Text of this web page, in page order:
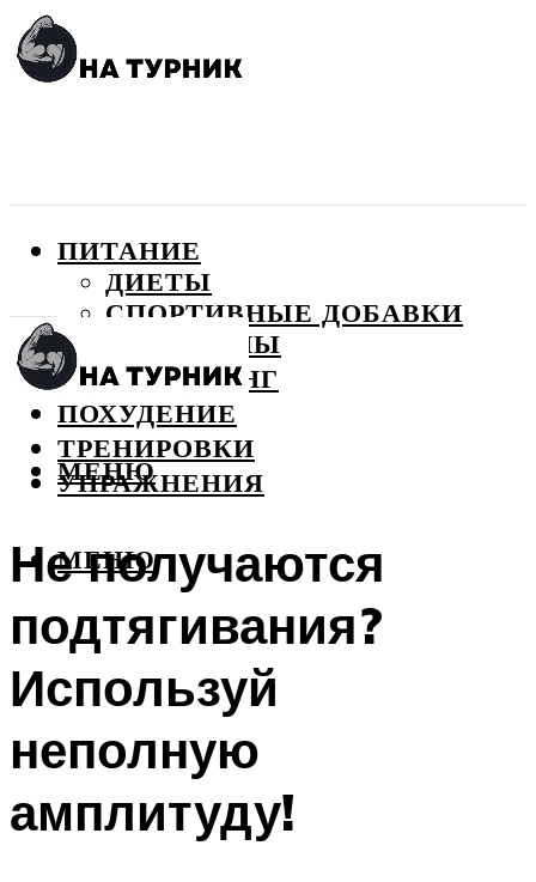
ПИТАНИЕ
ДИЕТЫ
СПОРТИВНЫЕ ДОБАВКИ
ВИТАМИНЫ
БОДИБИЛДИНГ
ПОХУДЕНИЕ
ТРЕНИРОВКИ
УПРАЖНЕНИЯ
МЕНЮ
МЕНЮ
Не получаются
подтягивания?
Используй
неполную
амплитуду!